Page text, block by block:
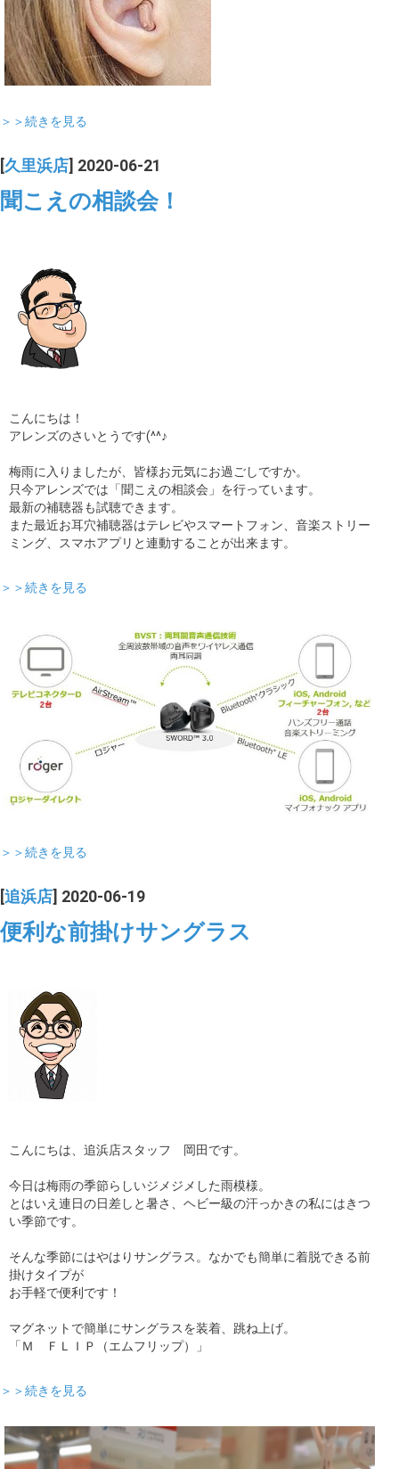
＞＞続きを見る
久里浜店 ] 2020-06-21
聞こえの相談会！
こんにちは！
アレンズのさいとうです(^^♪
梅雨に入りましたが、皆様お元気にお過ごしですか。
只今アレンズでは「聞こえの相談会」を行っています。
最新の補聴器も試聴できます。
また最近お耳穴補聴器はテレビやスマートフォン、音楽ストリー
ミング、スマホアプリと連動することが出来ます。
＞＞続きを見る
＞＞続きを見る
[追浜店] 2020-06-19
便利な前掛けサングラス
こんにちは、追浜店スタッフ 岡田です。
今日は梅雨の季節らしいジメジメした雨模様。
とはいえ連日の日差しと暑さ、ヘビー級の汗っかきの私にはきつ
い季節です。
そんな季節にはやはりサングラス。なかでも簡単に着脱できる前
掛けタイプが
お手軽で便利です！
マグネットで簡単にサングラスを装着、跳ね上げ。
「Ｍ ＦＬＩＰ（エムフリップ）」
＞＞続きを見る